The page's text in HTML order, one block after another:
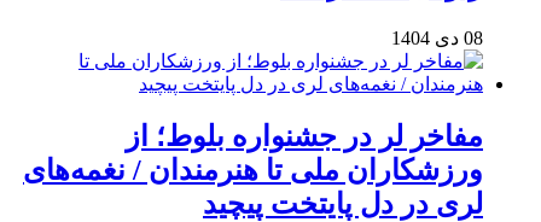
08 دی 1404
مفاخر لر در جشنواره بلوط؛ از
ورزشکاران ملی تا هنرمندان / نغمه‌های
لری در دل پایتخت پیچید